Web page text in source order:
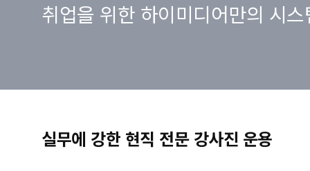
취업을 위한 하이미디어만의 시
실무에 강한 현직 전문 강사진 운용